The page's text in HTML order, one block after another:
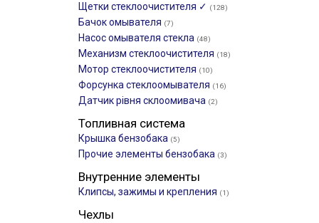
Щетки стеклоочистителя ✓ (128)
Бачок омывателя (7)
Насос омывателя стекла (48)
Механизм стеклоочистителя (18)
Мотор стеклоочистителя (10)
Форсунка стеклоомывателя (16)
Датчик рівня склоомивача (2)
Топливная система
Крышка бензобака (5)
Прочие элементы бензобака (3)
Внутренние элементы
Клипсы, зажимы и крепления (1)
Чехлы